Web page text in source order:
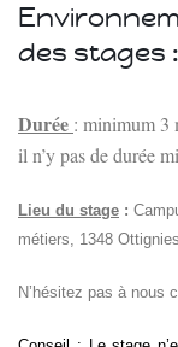
des stages :
Durée : minimum 3
il n’y pas de durée
Lieu du stage :
métiers, 1348
N’hésitez pas à nous